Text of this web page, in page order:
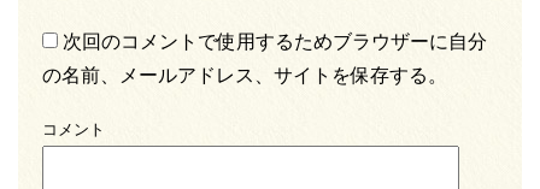
次回のコメントで使用するためブラウザーに自分
の名前、メールアドレス、サイトを保存する。
コメント